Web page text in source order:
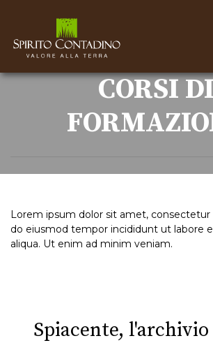
CORSI DI
Lorem ipsum dolor sit amet, consectetur
do eiusmod tempor incididunt ut labore
aliqua. Ut enim ad minim veniam.
Spiacente,